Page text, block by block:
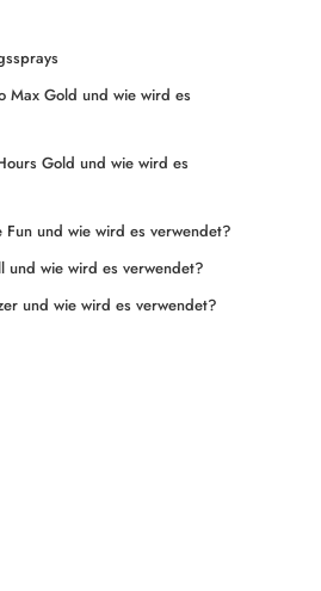
Max Gold und wie wird es
Gold und wie wird es
Fun und wie wird es verwendet?
und wie wird es verwendet?
und wie wird es verwendet?